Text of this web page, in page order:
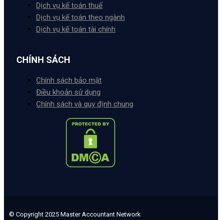
Dịch vụ kế toán thuế
Dịch vụ kế toán theo ngành
Dịch vụ kế toán tài chính
CHÍNH SÁCH
Chính sách bảo mật
Điều khoản sử dụng
Chính sách và quy định chung
© Copyright 2025 Master Accountant Network